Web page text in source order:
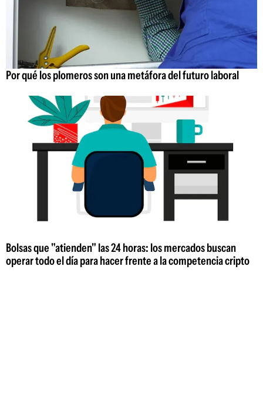
Por qué los plomeros son una metáfora del futuro laboral
Bolsas que "atienden" las 24 horas: los mercados buscan
operar todo el día para hacer frente a la competencia cripto